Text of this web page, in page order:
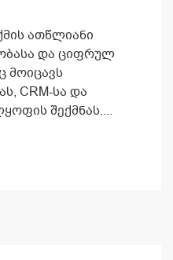
ათწლიანი
და ციფრულ
მოიცავს
CRM-სა და
შექმნას....